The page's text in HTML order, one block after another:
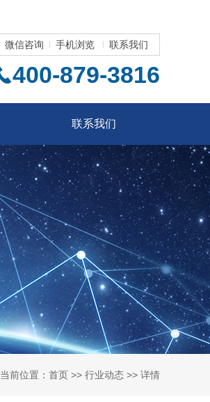
微信咨询 手机浏览 联系我们
400-879-3816
联系我们
当前位置： 首页 >> 行业动态 >> 详情